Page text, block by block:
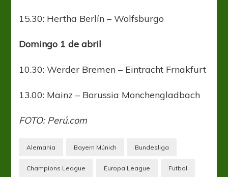
15.30: Hertha Berlín – Wolfsburgo
Domingo 1 de abril
10.30: Werder Bremen – Eintracht Frnakfurt
13.00: Mainz – Borussia Monchengladbach
FOTO: Perú.com
Alemania Bayern Múnich Bundesliga
Champions League Europa League Futbol